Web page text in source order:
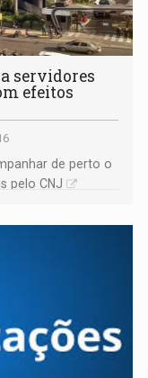
servidores
efeitos
de perto o
pelo CNJ